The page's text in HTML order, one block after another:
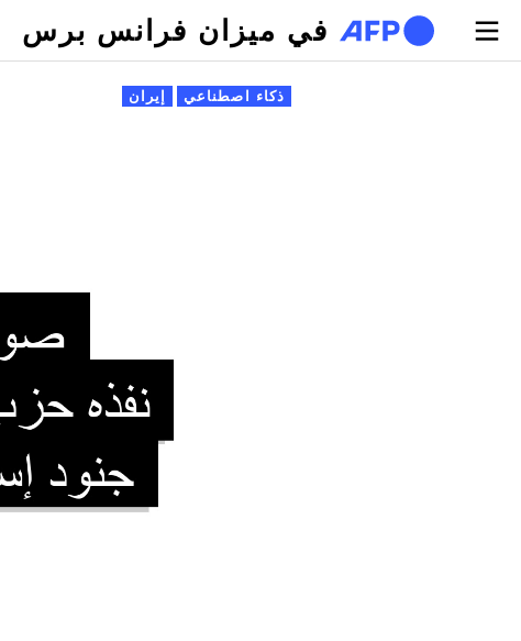
تجاوز إلى المحتوى الرئيسي
في ميزان فرانس برس
التبويبات الأساسية
ذكاء اصطناعي إيران